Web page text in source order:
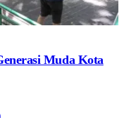
Muda Kota